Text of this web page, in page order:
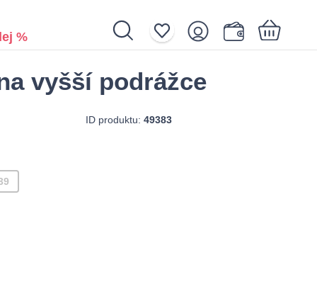
%
Nákupní košík je prázdný.
vyšší podrážce
ID produktu: 49383